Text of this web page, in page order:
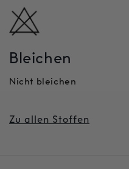
Bleichen
Nicht bleichen
Zu allen Stoffen